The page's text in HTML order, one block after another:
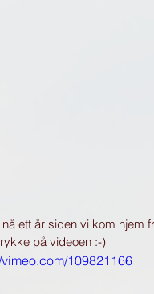
på videoen :-)
109821166